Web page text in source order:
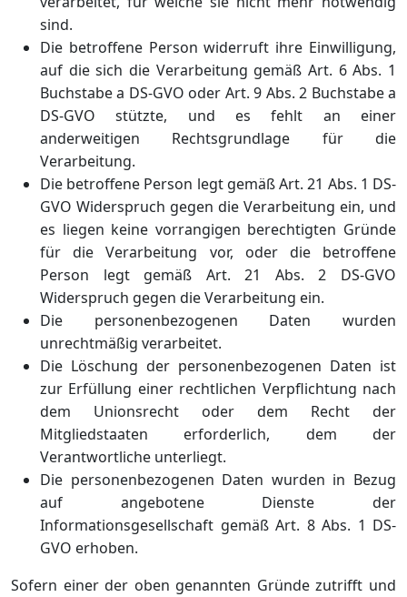
sind.
Die betroffene Person widerruft ihre Einwilligung,
auf die sich die Verarbeitung gemäß Art. 6 Abs. 1
Buchstabe a DS-GVO oder Art. 9 Abs. 2 Buchstabe a
DS-GVO stützte, und es fehlt an einer
anderweitigen Rechtsgrundlage für die
Verarbeitung.
Die betroffene Person legt gemäß Art. 21 Abs. 1 DS-
GVO Widerspruch gegen die Verarbeitung ein, und
es liegen keine vorrangigen berechtigten Gründe
für die Verarbeitung vor, oder die betroffene
Person legt gemäß Art. 21 Abs. 2 DS-GVO
Widerspruch gegen die Verarbeitung ein.
Die personenbezogenen Daten wurden
unrechtmäßig verarbeitet.
Die Löschung der personenbezogenen Daten ist
zur Erfüllung einer rechtlichen Verpflichtung nach
dem Unionsrecht oder dem Recht der
Mitgliedstaaten erforderlich, dem der
Verantwortliche unterliegt.
Die personenbezogenen Daten wurden in Bezug
auf angebotene Dienste der
Informationsgesellschaft gemäß Art. 8 Abs. 1 DS-
GVO erhoben.
Sofern einer der oben genannten Gründe zutrifft und